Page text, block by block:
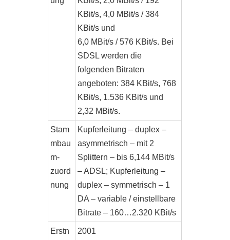
KBit/s, 4,0 MBit/s / 384
KBit/s und
6,0 MBit/s / 576 KBit/s. Bei
SDSL werden die
folgenden Bitraten
angeboten: 384 KBit/s, 768
KBit/s, 1.536 KBit/s und
2,32 MBit/s.
Stam
mbau
m-
zuord
nung
Kupferleitung – duplex –
asymmetrisch – mit 2
Splittern – bis 6,144 MBit/s
– ADSL; Kupferleitung –
duplex – symmetrisch – 1
DA – variable / einstellbare
Bitrate – 160…2.320 KBit/s
Erstn
2001